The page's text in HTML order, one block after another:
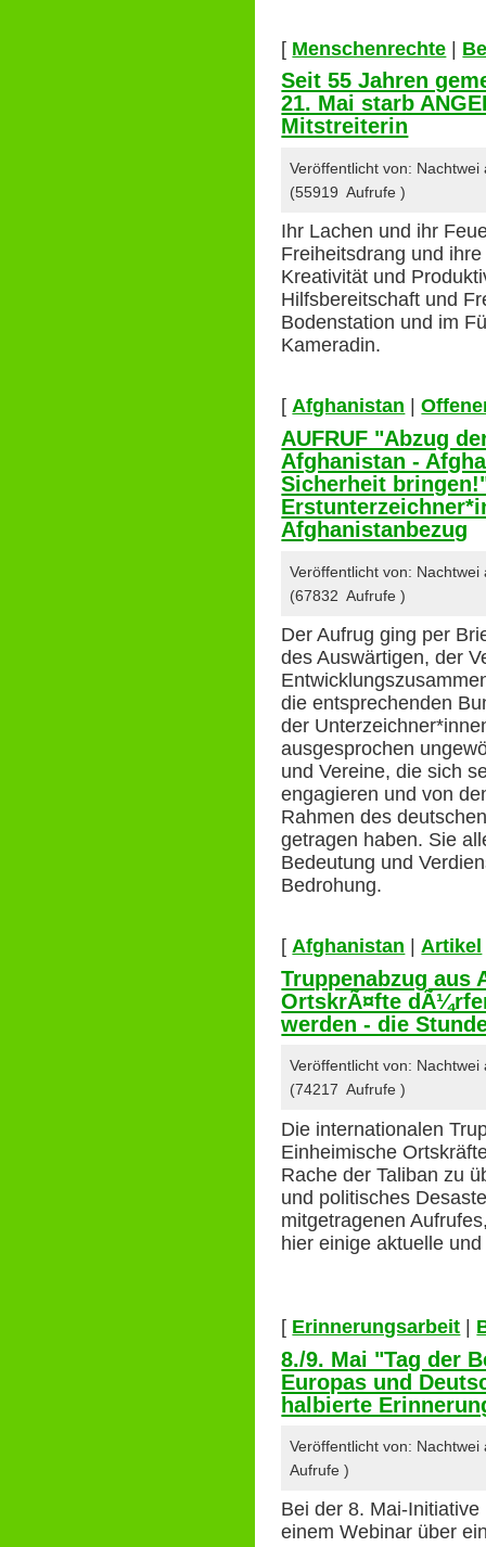
[ Menschenrechte |
Seit 55 Jahren
21. Mai starb
Mitstreiterin
Veröffentlicht von:
(55919 Aufrufe )
Ihr Lachen und ihr
Freiheitsdrang und
Kreativität und
Hilfsbereitschaft und
Bodenstation und im
Kameradin.
[Afghanistan |
AUFRUF "Abzug
Afghanistan -
Sicherheit
Afghanistanbezug
Veröffentlicht von:
(67832 Aufrufe )
Der Aufrug ging per
des Auswärtigen, der
die entsprechenden
der
ausgesprochen
und Vereine, die sich
engagieren und von
Rahmen des
getragen haben. Sie
Bedeutung und
Bedrohung.
[Afghanistan |Artikel
Truppenabzug aus
OrtskrÃ¤fte
werden - die
Veröffentlicht von:
(74217 Aufrufe )
Die internationalen
Einheimische
Rache der Taliban zu
und politisches
mitgetragenen
hier einige aktuelle
[ Erinnerungsarbeit
8./9. Mai "Tag der
Europas und
halbierte
Veröffentlicht von:
Aufrufe )
Bei der 8. Mai-
einem Webinar über